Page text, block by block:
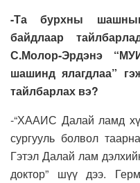
-Та бурхны
байдлаар
С.Молор-Эрдэнэ
шашинд ялагдлаа”
тайлбарлах вэ?
-“ХААИС Далай ламд
сургууль болвол
Гэтэл Далай лам
доктор” шүү дээ.